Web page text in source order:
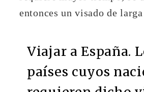
entonces un visado de
Viajar a España.
países cuyos